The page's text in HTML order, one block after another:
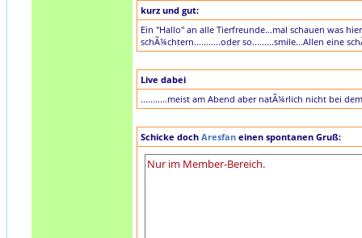
kurz und gut:
Ein "Hallo" an alle Tierfreunde...mal schauen was
schÃ¼chtern...........oder so.........smile...Allen eine
Live dabei
...........meist am Abend aber natÃ¼rlich nicht bei
Schicke doch Aresfan einen spontanen Gruß: